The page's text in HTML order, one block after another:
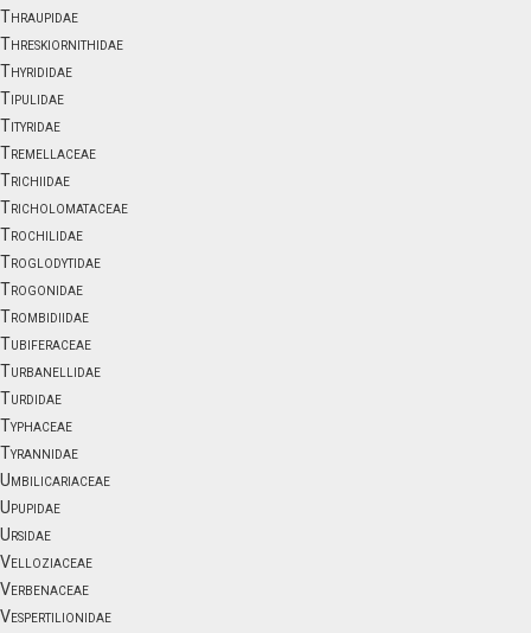
Thraupidae
Threskiornithidae
Thyrididae
Tipulidae
Tityridae
Tremellaceae
Trichiidae
Tricholomataceae
Trochilidae
Troglodytidae
Trogonidae
Trombidiidae
Tubiferaceae
Turbanellidae
Turdidae
Typhaceae
Tyrannidae
Umbilicariaceae
Upupidae
Ursidae
Velloziaceae
Verbenaceae
Vespertilionidae